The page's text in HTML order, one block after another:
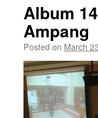
Album
Ampang
Posted on March